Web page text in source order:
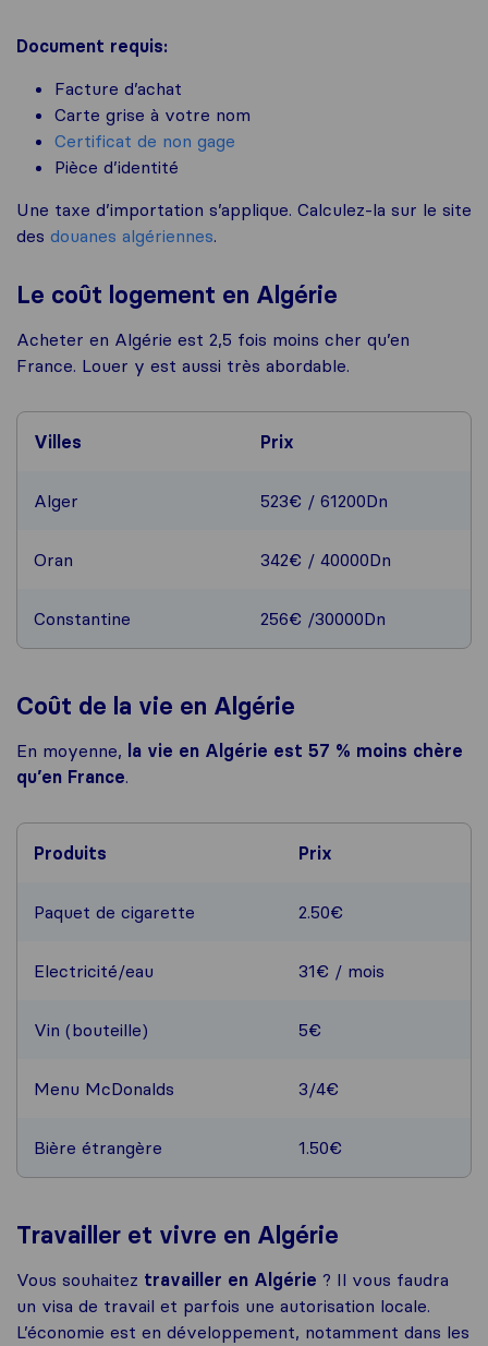
Document requis:
Facture d’achat
Carte grise à votre nom
Certificat de non gage
Pièce d’identité
Une taxe d’importation s’applique. Calculez-la sur le site
des douanes algériennes.
Le coût logement en Algérie
Acheter en Algérie est 2,5 fois moins cher qu’en
France. Louer y est aussi très abordable.
Villes Prix
Alger 523€ / 61200Dn
Oran 342€ / 40000Dn
Constantine 256€ /30000Dn
Coût de la vie en Algérie
En moyenne, la vie en Algérie est 57 % moins chère
qu’en France.
Produits Prix
Paquet de cigarette 2.50€
Electricité/eau 31€ / mois
Vin (bouteille) 5€
Menu McDonalds 3/4€
Bière étrangère 1.50€
Travailler et vivre en Algérie
Vous souhaitez travailler en Algérie ? Il vous faudra
un visa de travail et parfois une autorisation locale.
L’économie est en développement, notamment dans les